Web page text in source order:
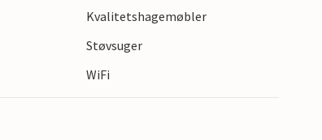
Kvalitetshagemøbler
Støvsuger
WiFi